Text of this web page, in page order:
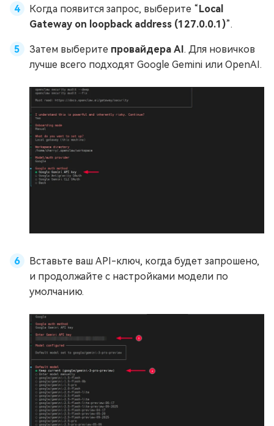
Когда появится запрос, выберите “ Local
Gateway on loopback address (127.0.0.1)”.
Затем выберите провайдера AI . Для новичков
лучше всего подходят Google Gemini или OpenAI.
Вставьте ваш API-ключ, когда будет запрошено,
и продолжайте с настройками модели по
умолчанию.